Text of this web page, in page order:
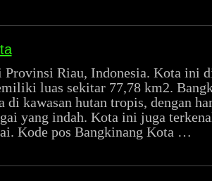
Riau, Indonesia. Kota ini
luas sekitar 77,78 km2.
di kawasan hutan tropis, dengan
yang indah. Kota ini juga
Kode pos Bangkinang Kota …